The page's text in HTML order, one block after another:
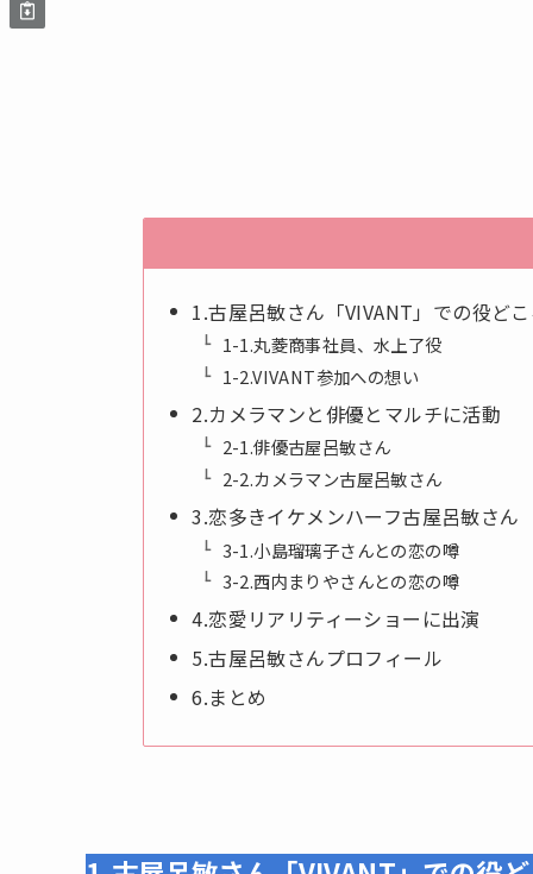
1.古屋呂敏さん「VIVANT」での役ど
1-1.丸菱商事社員、水上了役
1-2.VIVANT参加への想い
2.カメラマンと俳優とマルチに活動
2-1.俳優古屋呂敏さん
2-2.カメラマン古屋呂敏さん
3.恋多きイケメンハーフ古屋呂敏さん
3-1.小島瑠璃子さんとの恋の噂
3-2.西内まりやさんとの恋の噂
4.恋愛リアリティーショーに出演
5.古屋呂敏さんプロフィール
6.まとめ